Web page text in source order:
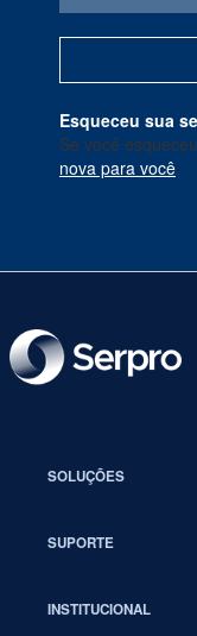
Esqueceu sua
Se você
nova para você
SOLUÇÕES
SUPORTE
INSTITUCIONAL